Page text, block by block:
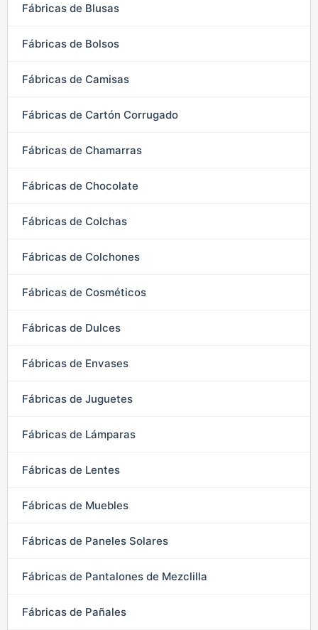
Fábricas de Blusas
Fábricas de Bolsos
Fábricas de Camisas
Fábricas de Cartón Corrugado
Fábricas de Chamarras
Fábricas de Chocolate
Fábricas de Colchas
Fábricas de Colchones
Fábricas de Cosméticos
Fábricas de Dulces
Fábricas de Envases
Fábricas de Juguetes
Fábricas de Lámparas
Fábricas de Lentes
Fábricas de Muebles
Fábricas de Paneles Solares
Fábricas de Pantalones de Mezclilla
Fábricas de Pañales